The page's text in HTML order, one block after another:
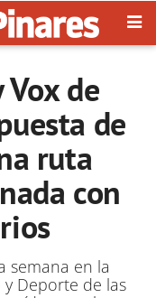
Vox de
de
ruta
con
semana en la
Deporte de las